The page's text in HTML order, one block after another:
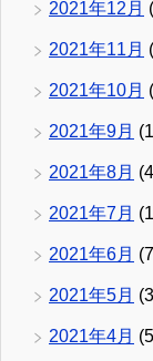
2021年12月
2021年11月
2021年10月
2021年9月
2021年8月
2021年7月
2021年6月
2021年5月
2021年4月